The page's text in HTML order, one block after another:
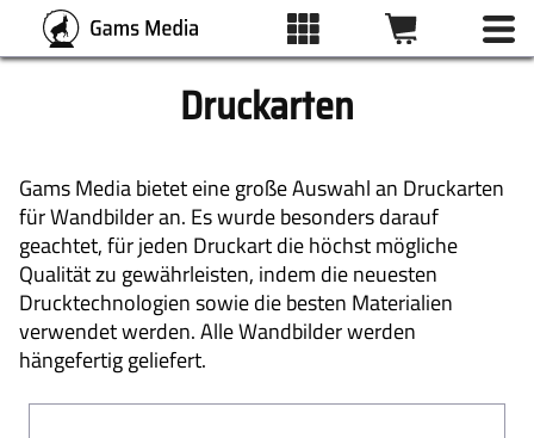
KATEGORIEN
DRUCKARTEN
WUNSCHLISTE
Druckarten
Gams Media bietet eine große Auswahl an Druckarten
für Wandbilder an. Es wurde besonders darauf
geachtet, für jeden Druckart die höchst mögliche
Qualität zu gewährleisten, indem die neuesten
Drucktechnologien sowie die besten Materialien
verwendet werden. Alle Wandbilder werden
hängefertig geliefert.